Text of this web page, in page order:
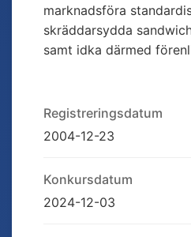
marknadsföra
skräddarsydda
samt idka därmed
Registreringsdatum
2004-12-23
Konkursdatum
2024-12-03